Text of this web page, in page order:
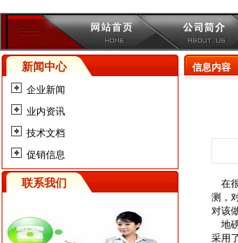
新闻中心
企业新闻
业内资讯
技术文档
促销信息
联系我们
信息内容
在
测，
对该
地
采用